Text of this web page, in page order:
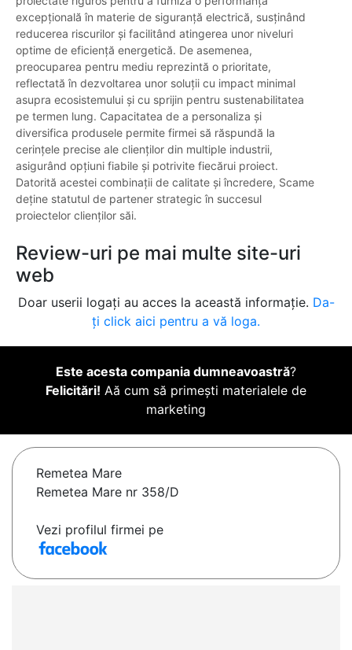
excepțională în materie de siguranță electrică, susținând
reducerea riscurilor și facilitând atingerea unor niveluri
optime de eficiență energetică. De asemenea,
preocuparea pentru mediu reprezintă o prioritate,
reflectată în dezvoltarea unor soluții cu impact minimal
asupra ecosistemului și cu sprijin pentru sustenabilitatea
pe termen lung. Capacitatea de a personaliza și
diversifica produsele permite firmei să răspundă la
cerințele precise ale clienților din multiple industrii,
asigurând opțiuni fiabile și potrivite fiecărui proiect.
Datorită acestei combinații de calitate și încredere, Scame
deține statutul de partener strategic în succesul
proiectelor clienților săi.
Review-uri pe mai multe site-uri
web
Doar userii logați au acces la această informație. Da-
ți click aici pentru a vă loga.
Este acesta compania dumneavoastră?
Felicitări! Aă cum să primești materialele de
marketing
Remetea Mare
Remetea Mare nr 358/D
Vezi profilul firmei pe